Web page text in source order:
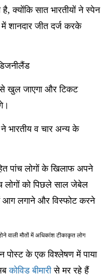
क्योंकि सात भारतीयों ने स्पेन
शानदार जीत दर्ज करके
से खुल जाएगा और टिकट
भारतीय व चार अन्य के
पांच लोगों के खिलाफ अपने
लोगों को पिछले साल जेबेल
लगाने और विस्फोट करने
वाली मौतों में अधिकांश टीकाकृत लोग
पोस्ट के एक विश्लेषण में पाया
कोविड बीमारीसे मर रहे हैं